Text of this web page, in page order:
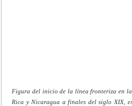
Figura del inicio de la línea fronteriza en
Rica y Nicaragua a finales del siglo XIX,